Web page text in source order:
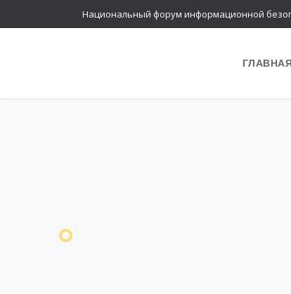
Национальный форум информационной
ГЛАВНАЯ